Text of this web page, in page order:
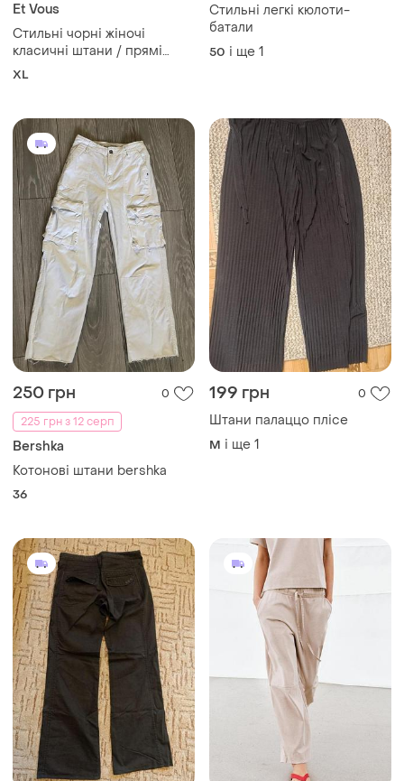
Et Vous
Стильні чорні жіночі
класичні штани / прямі
брюки et vous
XL
Стильні легкі кюлоти-
батали
50 і ще 1
250 грн
0
225 грн з 12 серп
Bershka
Котонові штани bershka
36
199 грн 0
Штани палаццо плісе
M і ще 1